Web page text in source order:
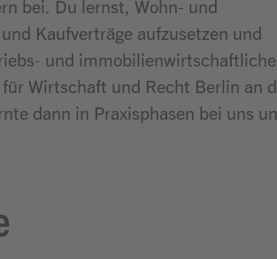
bei. Du lernst, Wohn- und
Kaufverträge aufzusetzen und
und
Wirtschaft und Recht Berlin an
dann in Praxisphasen bei uns